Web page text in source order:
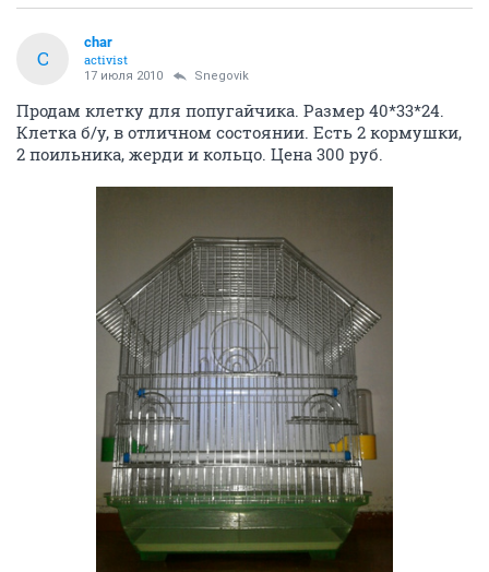
C
char
activist
17 июля 2010 Snegovik
Продам клетку для попугайчика. Размер 40*33*24.
Клетка б/у, в отличном состоянии. Есть 2 кормушки,
2 поильника, жерди и кольцо. Цена 300 руб.